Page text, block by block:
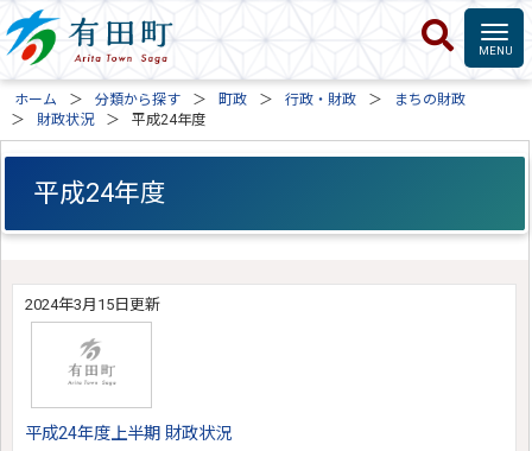
ホーム 分類から探す 町政 行政・財政
まちの財政
財政状況
平成24年度
平成24年度
2024年3月15日更新
平成24年度上半期 財政状況